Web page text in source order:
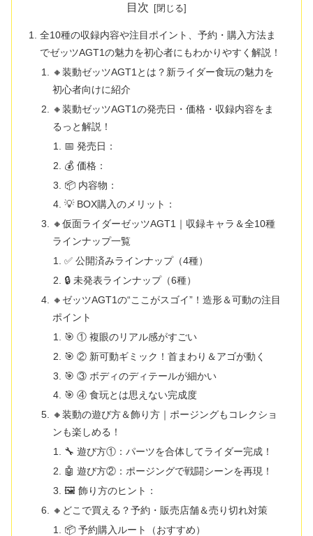
目次
全10種の収録内容や注目ポイント、予約・購入方法ま
でゼッツAGT1の魅力を初心者にもわかりやすく解説！
🔸装動ゼッツAGT1とは？新ライダー食玩の魅力を
初心者向けに紹介
🔸装動ゼッツAGT1の発売日・価格・収録内容をま
るっと解説！
📅 発売日：
💰 価格：
📦 内容物：
💡 BOX購入のメリット：
🔸仮面ライダーゼッツAGT1｜収録キャラ＆全10種
ラインナップ一覧
✅ 公開済みラインナップ（4種）
🔒 未発表ラインナップ（6種）
🔸ゼッツAGT1の“ここがスゴイ”！造形＆可動の注目
ポイント
🎯 ① 複眼のリアル感がすごい
🎯 ② 新可動ギミック！首まわり＆アゴが動く
🎯 ③ ボディのディテールが細かい
🎯 ④ 食玩とは思えない完成度
🔸装動の遊び方＆飾り方｜ポージングもコレクショ
ンも楽しめる！
🔧 遊び方①：パーツを合体してライダー完成！
🤖 遊び方②：ポージングで戦闘シーンを再現！
🖼 飾り方のヒント：
🔸どこで買える？予約・販売店舗＆売り切れ対策
📦 予約購入ルート（おすすめ）